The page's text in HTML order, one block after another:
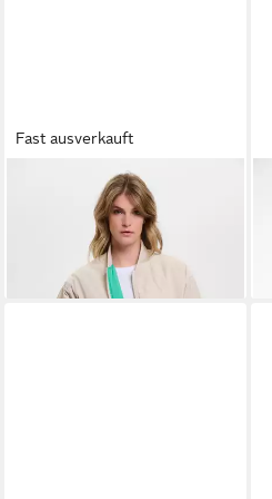
Fast ausverkauft
RINO & PELLEWendejacke
ELYN mit Bündchen
ab 51,99 € UVP129,95 €